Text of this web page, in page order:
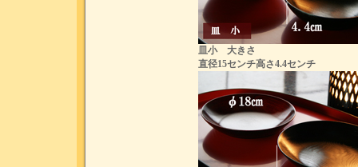
皿小 大きさ
直径15センチ高さ4.4センチ